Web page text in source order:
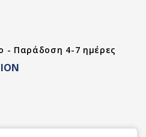
- Παράδοση 4-7 ημέρες